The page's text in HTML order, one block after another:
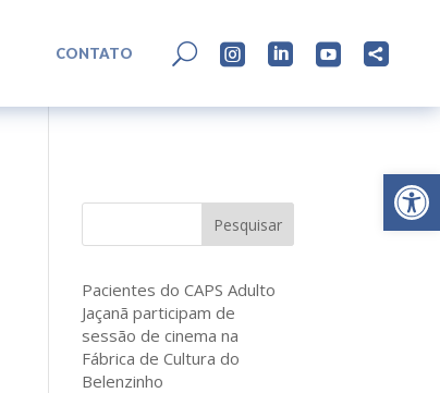
Abrir
CONTATO U    
Pesquisar
Pacientes do CAPS Adulto
Jaçanã participam de
sessão de cinema na
Fábrica de Cultura do
Belenzinho